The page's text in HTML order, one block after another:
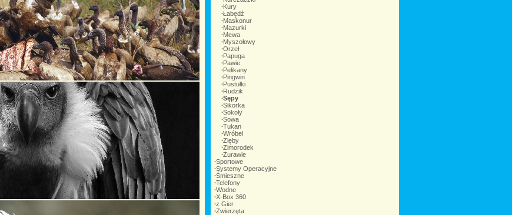
∙Kury
∙Łabędź
∙Maskonur
∙Mazurki
∙Mewa
∙Myszołowy
∙Orzeł
∙Papuga
∙Pawie
∙Pelikany
∙Pingwin
∙Pustułki
∙Rudzik
∙Sępy
∙Sikorka
∙Sokoły
∙Sowa
∙Tukan
∙Wróbel
∙Zięby
∙Zimorodek
∙Żurawie
∙Sportowe
∙Systemy Operacyjne
∙Śmieszne
∙Telefony
∙Wodne
∙X-Box 360
∙z Gier
∙Zwierzęta